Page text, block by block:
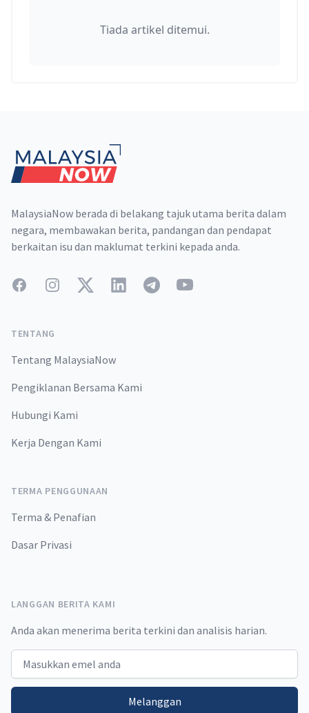
Tiada artikel ditemui.
MalaysiaNow berada di belakang tajuk utama berita dalam
negara, membawakan berita, pandangan dan pendapat
berkaitan isu dan maklumat terkini kepada anda.
FacebookInstagramTwitterLinkedInTelegramYouTube
TENTANG
Tentang MalaysiaNow
Pengiklanan Bersama Kami
Hubungi Kami
Kerja Dengan Kami
TERMA PENGGUNAAN
Terma & Penafian
Dasar Privasi
LANGGAN BERITA KAMI
Anda akan menerima berita terkini dan analisis harian.
Email address
Melanggan